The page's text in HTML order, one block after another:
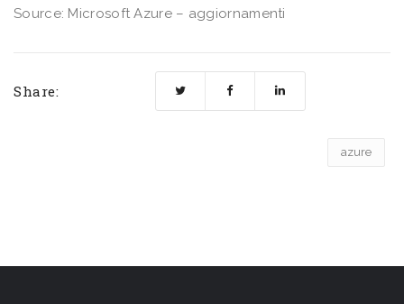
Source: Microsoft Azure – aggiornamenti
Share:
azure